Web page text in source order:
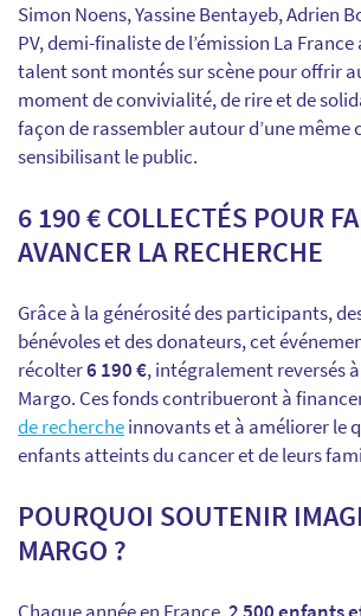
Simon Noens, Yassine Bentayeb, Adrien
PV, demi-finaliste de l’émission La
talent sont montés sur scène pour offrir
moment de convivialité, de rire et de
façon de rassembler autour d’une même
sensibilisant le public.
6 190 € COLLECTÉS POUR
AVANCER LA RECHERCHE
Grâce à la générosité des participants,
bénévoles et des donateurs, cet
récolter6 190 €, intégralement reversés
Margo. Ces fonds contribueront à
de rechercheinnovants et à améliorer le
enfants atteints du cancer et de leurs
POURQUOI SOUTENIR
MARGO ?